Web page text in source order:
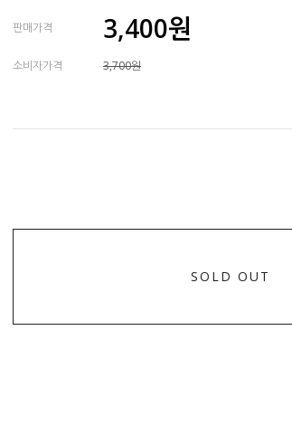
판매가격 3,400원
소비자가격 3,700원
SOLD OUT